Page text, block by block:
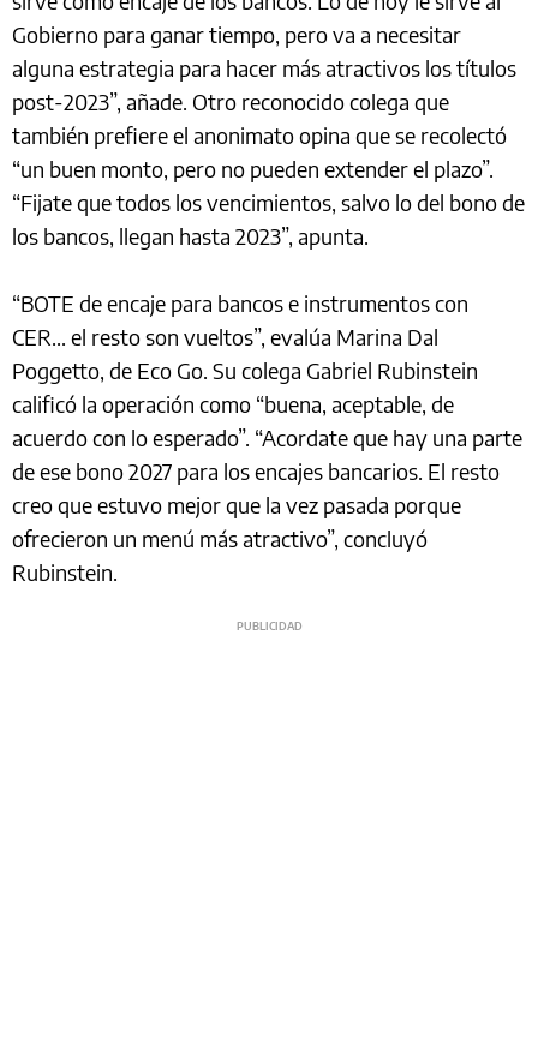
Gobierno para ganar tiempo, pero va a necesitar
alguna estrategia para hacer más atractivos los títulos
post-2023”, añade. Otro reconocido colega que
también prefiere el anonimato opina que se recolectó
“un buen monto, pero no pueden extender el plazo”.
“Fijate que todos los vencimientos, salvo lo del bono de
los bancos, llegan hasta 2023”, apunta.
“BOTE de encaje para bancos e instrumentos con
CER... el resto son vueltos”, evalúa Marina Dal
Poggetto, de Eco Go. Su colega Gabriel Rubinstein
calificó la operación como “buena, aceptable, de
acuerdo con lo esperado”. “Acordate que hay una parte
de ese bono 2027 para los encajes bancarios. El resto
creo que estuvo mejor que la vez pasada porque
ofrecieron un menú más atractivo”, concluyó
Rubinstein.